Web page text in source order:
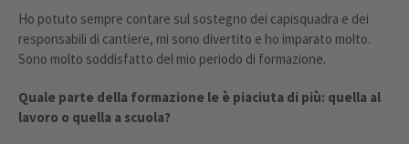
Ho potuto sempre contare sul sostegno dei capisquadra e dei
responsabili di cantiere, mi sono divertito e ho imparato molto.
Sono molto soddisfatto del mio periodo di formazione.
Quale parte della formazione le è piaciuta di più: quella al
lavoro o quella a scuola?